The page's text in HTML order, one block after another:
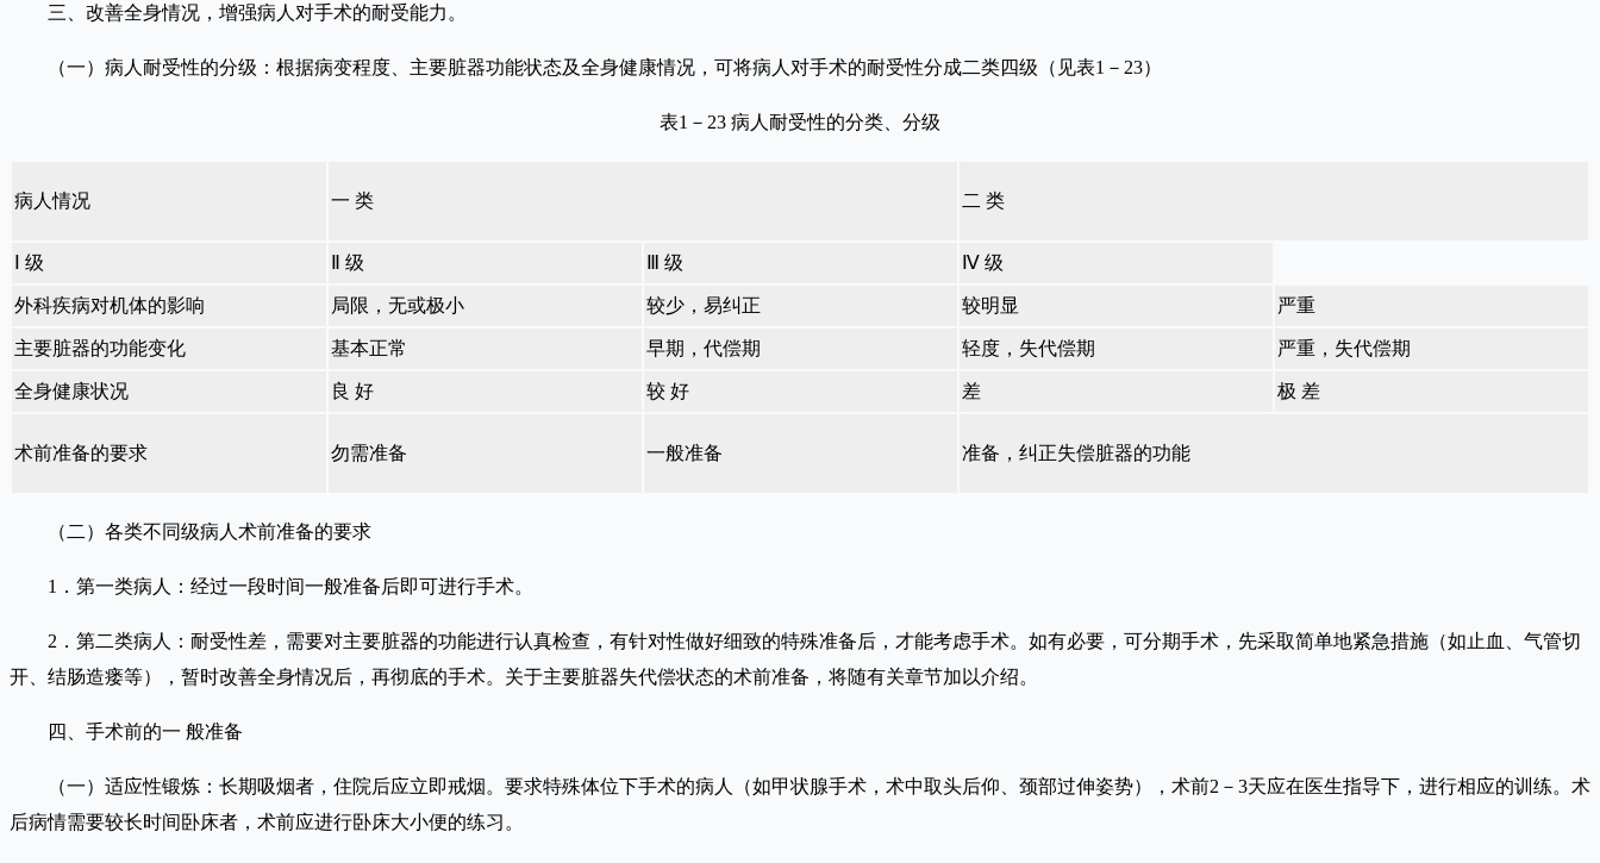
三、改善全身情况，增强病人对手术的耐受能力。
（一）病人耐受性的分级：根据病变程度、主要脏器功能状态及全身健康情况，可将病人对手术的耐受性分成二类四级（见表1－23）
表1－23 病人耐受性的分类、分级
病人情况 一 类 二 类
Ⅰ 级 Ⅱ 级 Ⅲ 级 Ⅳ 级
外科疾病对机体的影响 局限，无或极小 较少，易纠正 较明显 严重
主要脏器的功能变化 基本正常 早期，代偿期 轻度，失代偿期 严重，失代偿期
全身健康状况 良 好 较 好 差 极 差
术前准备的要求 勿需准备 一般准备 准备，纠正失偿脏器的功能
（二）各类不同级病人术前准备的要求
1．第一类病人：经过一段时间一般准备后即可进行手术。
2．第二类病人：耐受性差，需要对主要脏器的功能进行认真检查，有针对性做好细致的特殊准备后，才能考虑手术。如有必要，可分期手术，先采取简单地紧急措施（如止血、气管切
开、结肠造瘘等），暂时改善全身情况后，再彻底的手术。关于主要脏器失代偿状态的术前准备，将随有关章节加以介绍。
四、手术前的一 般准备
（一）适应性锻炼：长期吸烟者，住院后应立即戒烟。要求特殊体位下手术的病人（如甲状腺手术，术中取头后仰、颈部过伸姿势），术前2－3天应在医生指导下，进行相应的训练。术
后病情需要较长时间卧床者，术前应进行卧床大小便的练习。